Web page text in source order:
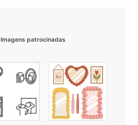
Imagens patrocinadas